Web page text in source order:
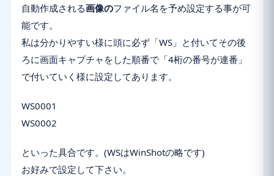
自動作成される画像のファイル名を予め設定する事が可
能です。
私は分かりやすい様に頭に必ず「WS」と付いてその後
ろに画面キャプチャをした順番で「4桁の番号が連番」
で付いていく様に設定してあります。
WS0001
WS0002
といった具合です。(WSはWinShotの略です)
お好みで設定して下さい。